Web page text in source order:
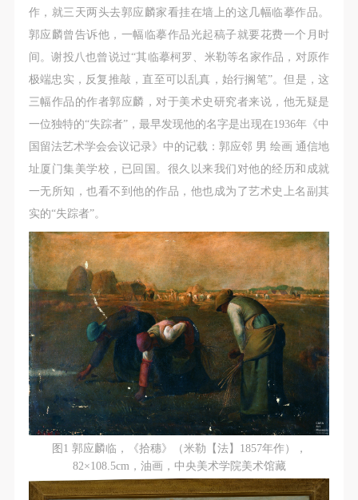
作，就三天两头去郭应麟家看挂在墙上的这几幅临摹作品。
郭应麟曾告诉他，一幅临摹作品光起稿子就要花费一个月时
间。谢投八也曾说过“其临摹柯罗、米勒等名家作品，对原作
极端忠实，反复推敲，直至可以乱真，始行搁笔”。但是，这
三幅作品的作者郭应麟，对于美术史研究者来说，他无疑是
一位独特的“失踪者”，最早发现他的名字是出现在1936年《中
国留法艺术学会会议记录》中的记载：郭应邻 男 绘画 通信地
址厦门集美学校，已回国。很久以来我们对他的经历和成就
一无所知，也看不到他的作品，他也成为了艺术史上名副其
实的“失踪者”。
图1 郭应麟临，《拾穗》（米勒【法】1857年作），
82×108.5cm，油画，中央美术学院美术馆藏
参加活动者在此次活动期间应主动遵守美术馆活动秩
序、维护美术馆场地及展示、展览、馆藏艺术作品及
衍生品的安全。活动中一旦因个人原因造成美术馆场
地、空间、艺术品、衍生品等受到不同程度的损失、
破坏。活动中任何非事故当事人及美术馆将不承担相
应的责任与损失，应由参与活动者根据相应的法律条
文、组织规定进行协商和赔偿。并追究相应的法律责
任和经济责任。
第六条
参与活动者在参与活动时应当在美术馆工作人员及活
动导师、教师指导下进行，并正确的使用活动中所涉
及到的绘画工具、创作材料及配套设备、设施，若参
与者因个人原因在使用相应绘画工具、创作材料及配
套设备、设施造成个人受伤、伤害他人及造成相应工
具、材料、设备或设施的故障或损坏。参与活动者应
当承当相应的全部责任，并主动赔偿相应的经济损
失。活动中任何非事故当事人及美术馆将不承担人身
事故的任何责任。
中央美术学院美术馆肖像权许可使用协议
根据《中华人民共和国广告法》、《中华人民共和国
民法通则》以及 最高人民法院关于贯彻执行 《中华
人民共和国民法通则》若干问题的意见（试行）>的
参加活动者在此次活动期间应主动遵守美术馆活动秩
序、维护美术馆场地及展示、展览、馆藏艺术作品及
衍生品的安全。活动中一旦因个人原因造成美术馆场
地、空间、艺术品、衍生品等受到不同程度的损失、
破坏。活动中任何非事故当事人及美术馆将不承担相
应的责任与损失，应由参与活动者根据相应的法律条
文、组织规定进行协商和赔偿。并追究相应的法律责
任和经济责任。
第六条
参与活动者在参与活动时应当在美术馆工作人员及活
动导师、教师指导下进行，并正确的使用活动中所涉
及到的绘画工具、创作材料及配套设备、设施，若参
与者因个人原因在使用相应绘画工具、创作材料及配
套设备、设施造成个人受伤、伤害他人及造成相应工
具、材料、设备或设施的故障或损坏。参与活动者应
当承当相应的全部责任，并主动赔偿相应的经济损
失。活动中任何非事故当事人及美术馆将不承担人身
事故的任何责任。
中央美术学院美术馆肖像权许可使用协议
根据《中华人民共和国广告法》、《中华人民共和国
民法通则》以及 最高人民法院关于贯彻执行 《中华
人民共和国民法通则》若干问题的意见（试行）>的
参加活动者在此次活动期间应主动遵守美术馆活动秩
序、维护美术馆场地及展示、展览、馆藏艺术作品及
衍生品的安全。活动中一旦因个人原因造成美术馆场
地、空间、艺术品、衍生品等受到不同程度的损失、
破坏。活动中任何非事故当事人及美术馆将不承担相
应的责任与损失，应由参与活动者根据相应的法律条
文、组织规定进行协商和赔偿。并追究相应的法律责
任和经济责任。
第六条
参与活动者在参与活动时应当在美术馆工作人员及活
动导师、教师指导下进行，并正确的使用活动中所涉
及到的绘画工具、创作材料及配套设备、设施，若参
与者因个人原因在使用相应绘画工具、创作材料及配
套设备、设施造成个人受伤、伤害他人及造成相应工
具、材料、设备或设施的故障或损坏。参与活动者应
当承当相应的全部责任，并主动赔偿相应的经济损
失。活动中任何非事故当事人及美术馆将不承担人身
事故的任何责任。
中央美术学院美术馆肖像权许可使用协议
根据《中华人民共和国广告法》、《中华人民共和国
民法通则》以及 最高人民法院关于贯彻执行 《中华
人民共和国民法通则》若干问题的意见（试行）>的